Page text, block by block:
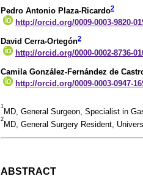
Pedro Antonio Plaza-Ricardo2
http://orcid.org/0009-0003-9820-
David Cerra-Ortegón2
http://orcid.org/0000-0002-8736-
Camila González-Fernández de
http://orcid.org/0009-0003-0947-
1
MD, General Surgeon, Specialist in
2
MD, General Surgery Resident,
ABSTRACT